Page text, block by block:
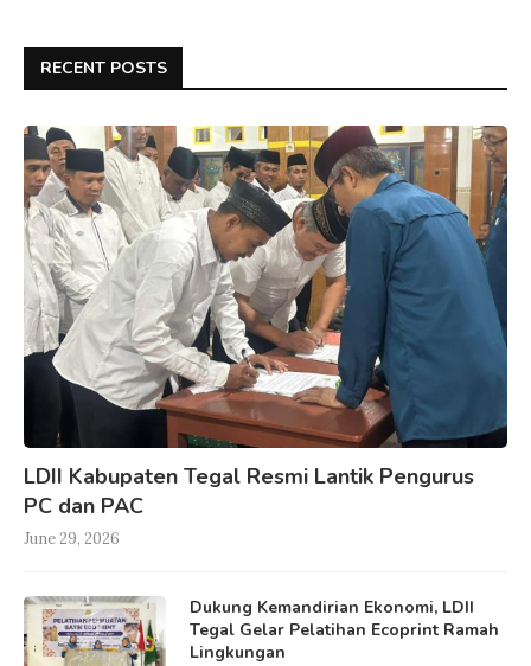
RECENT POSTS
LDII Kabupaten Tegal Resmi Lantik Pengurus
PC dan PAC
June 29, 2026
Dukung Kemandirian Ekonomi, LDII
Tegal Gelar Pelatihan Ecoprint Ramah
Lingkungan